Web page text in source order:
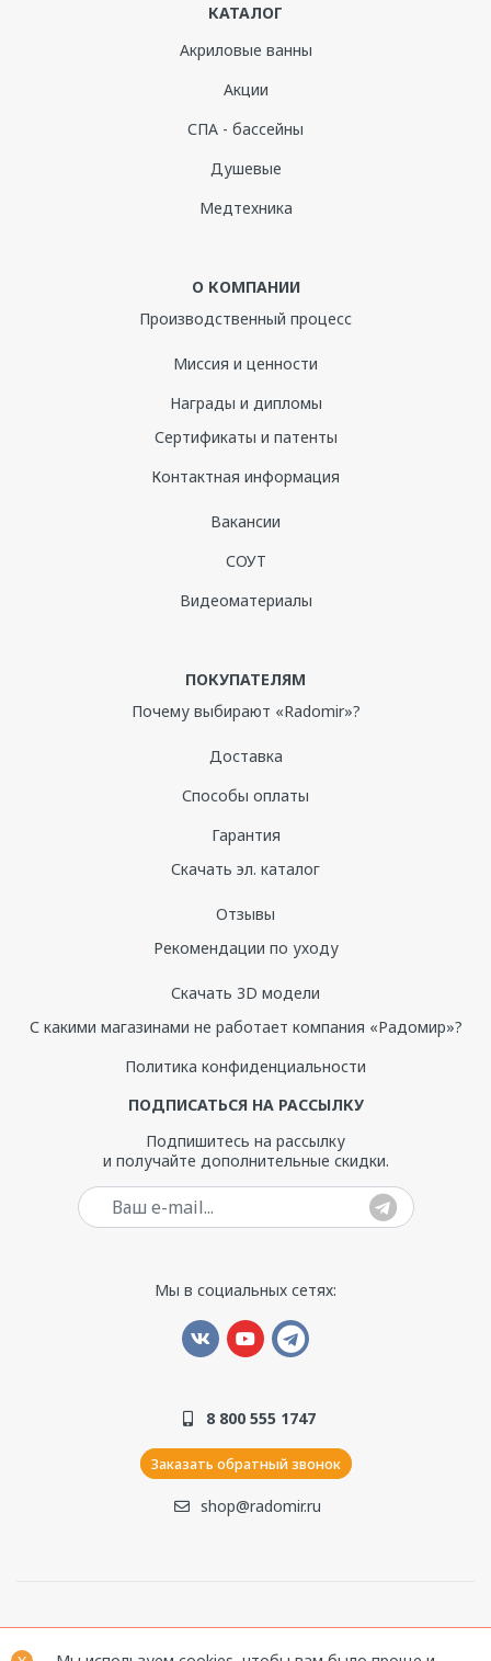
КАТАЛОГ
Акриловые ванны
Акции
СПА - бассейны
Душевые
Медтехника
О КОМПАНИИ
Производственный процесс
Миссия и ценности
Награды и дипломы
Сертификаты и патенты
Контактная информация
Вакансии
СОУТ
Видеоматериалы
ПОКУПАТЕЛЯМ
Почему выбирают «Radomir»?
Доставка
Способы оплаты
Гарантия
Скачать эл. каталог
Отзывы
Рекомендации по уходу
Скачать 3D модели
С какими магазинами не работает компания «Радомир»?
Политика конфиденциальности
ПОДПИСАТЬСЯ НА РАССЫЛКУ
Подпишитесь на рассылку
и получайте дополнительные скидки.
Мы в социальных сетях:
8 800 555 1747
Заказать обратный звонок
shop@radomir.ru